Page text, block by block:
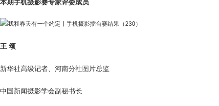
本期手机摄影赛专家评委成员
王 颂
新华社高级记者、河南分社图片总监
中国新闻摄影学会副秘书长